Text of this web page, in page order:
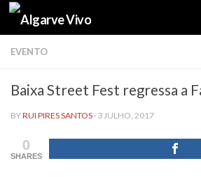
Skip to content
EVENTO
Baixa Street Fest regressa a
BYRUI PIRES SANTOS · 3 JULHO, 2017
0
SHARES